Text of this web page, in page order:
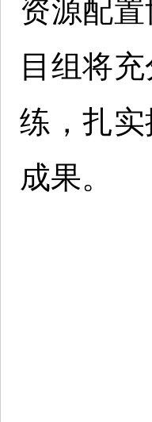
资源配
目组将
练，扎
成果。